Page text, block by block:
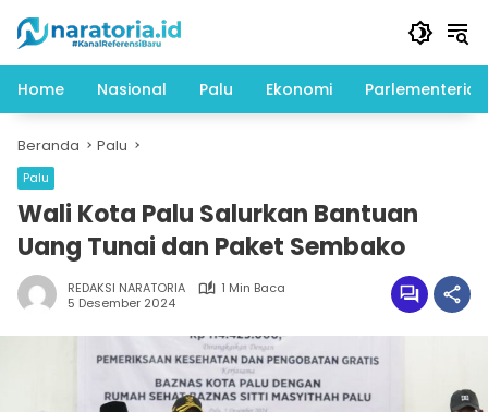
konten
Home
Nasional Palu Ekonomi Parlementeria
Beranda Palu
Palu
Wali Kota Palu Salurkan Bantuan
Uang Tunai dan Paket Sembako
REDAKSI NARATORIA
1 Min Baca
5 Desember 2024